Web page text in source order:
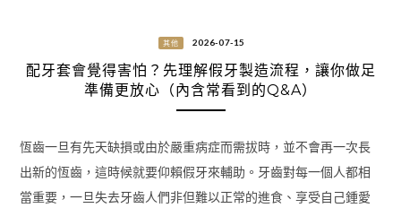
其他 2026-07-15
配牙套會覺得害怕？先理解假牙製造流程，讓你做足
準備更放心（內含常看到的Q&A）
恆齒一旦有先天缺損或由於嚴重病症而需拔時，並不會再一次長
出新的恆齒，這時候就要仰賴假牙來輔助。牙齒對每一個人都相
當重要，一旦失去牙齒人們非但難以正常的進食、享受自己鍾愛